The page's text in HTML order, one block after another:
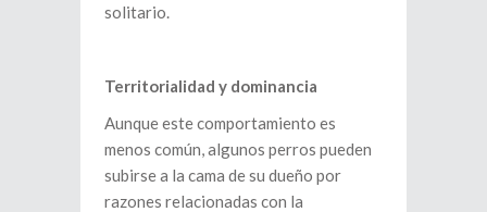
solitario.
Territorialidad y dominancia
Aunque este comportamiento es
menos común, algunos perros pueden
subirse a la cama de su dueño por
razones relacionadas con la